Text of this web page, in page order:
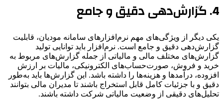
4. گزارش‌دهی دقیق و جامع
یکی دیگر از ویژگی‌های مهم نرم‌افزارهای سامانه مودیان، قابلیت
گزارش‌دهی دقیق و جامع است. نرم‌افزار باید توانایی تولید
گزارش‌های مختلف مالی و مالیاتی از جمله گزارش‌های مربوط به
خرید و فروش، صورت‌حساب‌های الکترونیکی، مالیات بر ارزش
افزوده، درآمدها و هزینه‌ها را داشته باشد. این گزارش‌ها باید به‌طور
دقیق و با جزئیات کامل قابل استخراج باشند تا مدیران مالی بتوانند
تحلیل‌های دقیقی از وضعیت مالیاتی شرکت داشته باشند.